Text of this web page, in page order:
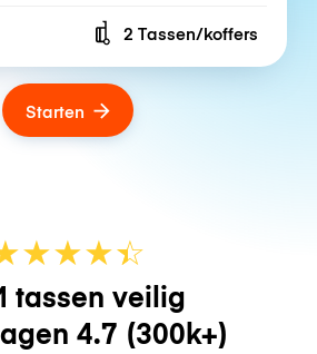
Number of bags
2 Tassen/koffers
Starten
★★★☆
★
tassen veilig
4.7 (300k+)